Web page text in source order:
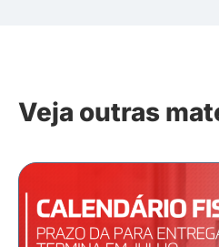
Veja outras